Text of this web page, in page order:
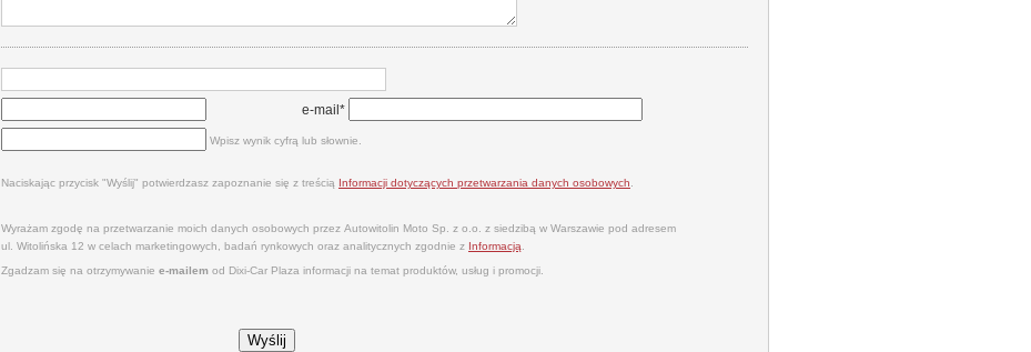
e-mail*
Wpisz wynik cyfrą lub słownie.
Naciskając przycisk "Wyślij" potwierdzasz zapoznanie się z treścią Informacji dotyczących przetwarzania danych osobowych
Wyrażam zgodę na przetwarzanie moich danych osobowych przez Autowitolin Moto Sp. z o.o. z siedzibą w Warszawie pod adresem
ul. Witolińska 12 w celach marketingowych, badań rynkowych oraz analitycznych zgodnie z Informacją
Zgadzam się na otrzymywanie e‑mailem od Dixi‑Car Plaza informacji na temat produktów, usług i promocji.